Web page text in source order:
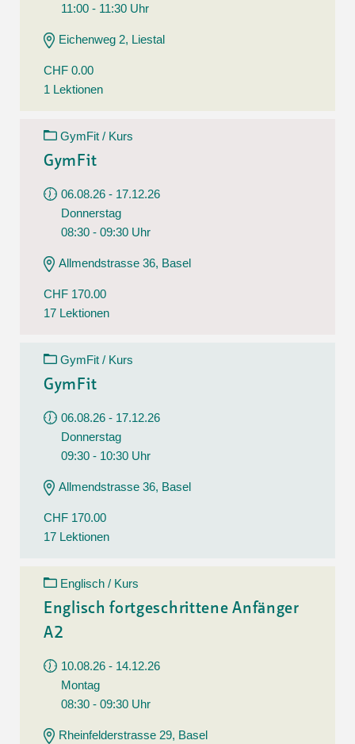
11:00 - 11:30 Uhr
Eichenweg 2, Liestal
CHF 0.00
1 Lektionen
GymFit / Kurs
GymFit
06.08.26 - 17.12.26
Donnerstag
08:30 - 09:30 Uhr
Allmendstrasse 36, Basel
CHF 170.00
17 Lektionen
GymFit / Kurs
GymFit
06.08.26 - 17.12.26
Donnerstag
09:30 - 10:30 Uhr
Allmendstrasse 36, Basel
CHF 170.00
17 Lektionen
Englisch / Kurs
Englisch fortgeschrittene Anfänger
A2
10.08.26 - 14.12.26
Montag
08:30 - 09:30 Uhr
Rheinfelderstrasse 29, Basel